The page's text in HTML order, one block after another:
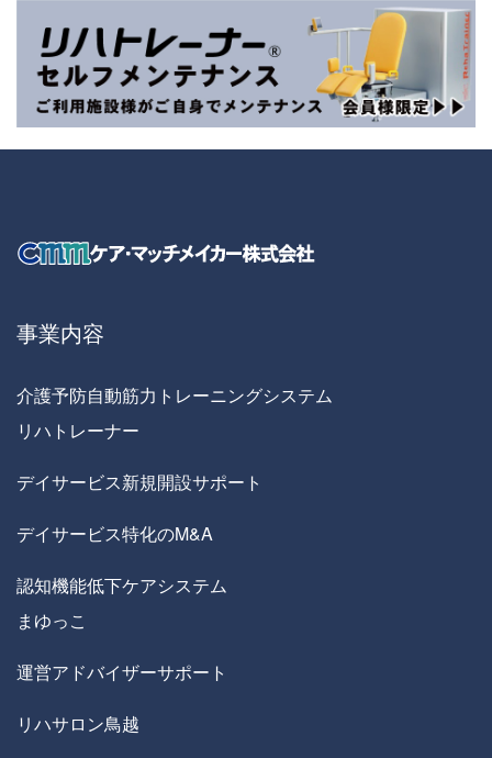
事業内容
介護予防自動筋力トレーニングシステム
リハトレーナー
デイサービス新規開設サポート
デイサービス特化のM&A
認知機能低下ケアシステム
まゆっこ
運営アドバイザーサポート
リハサロン鳥越